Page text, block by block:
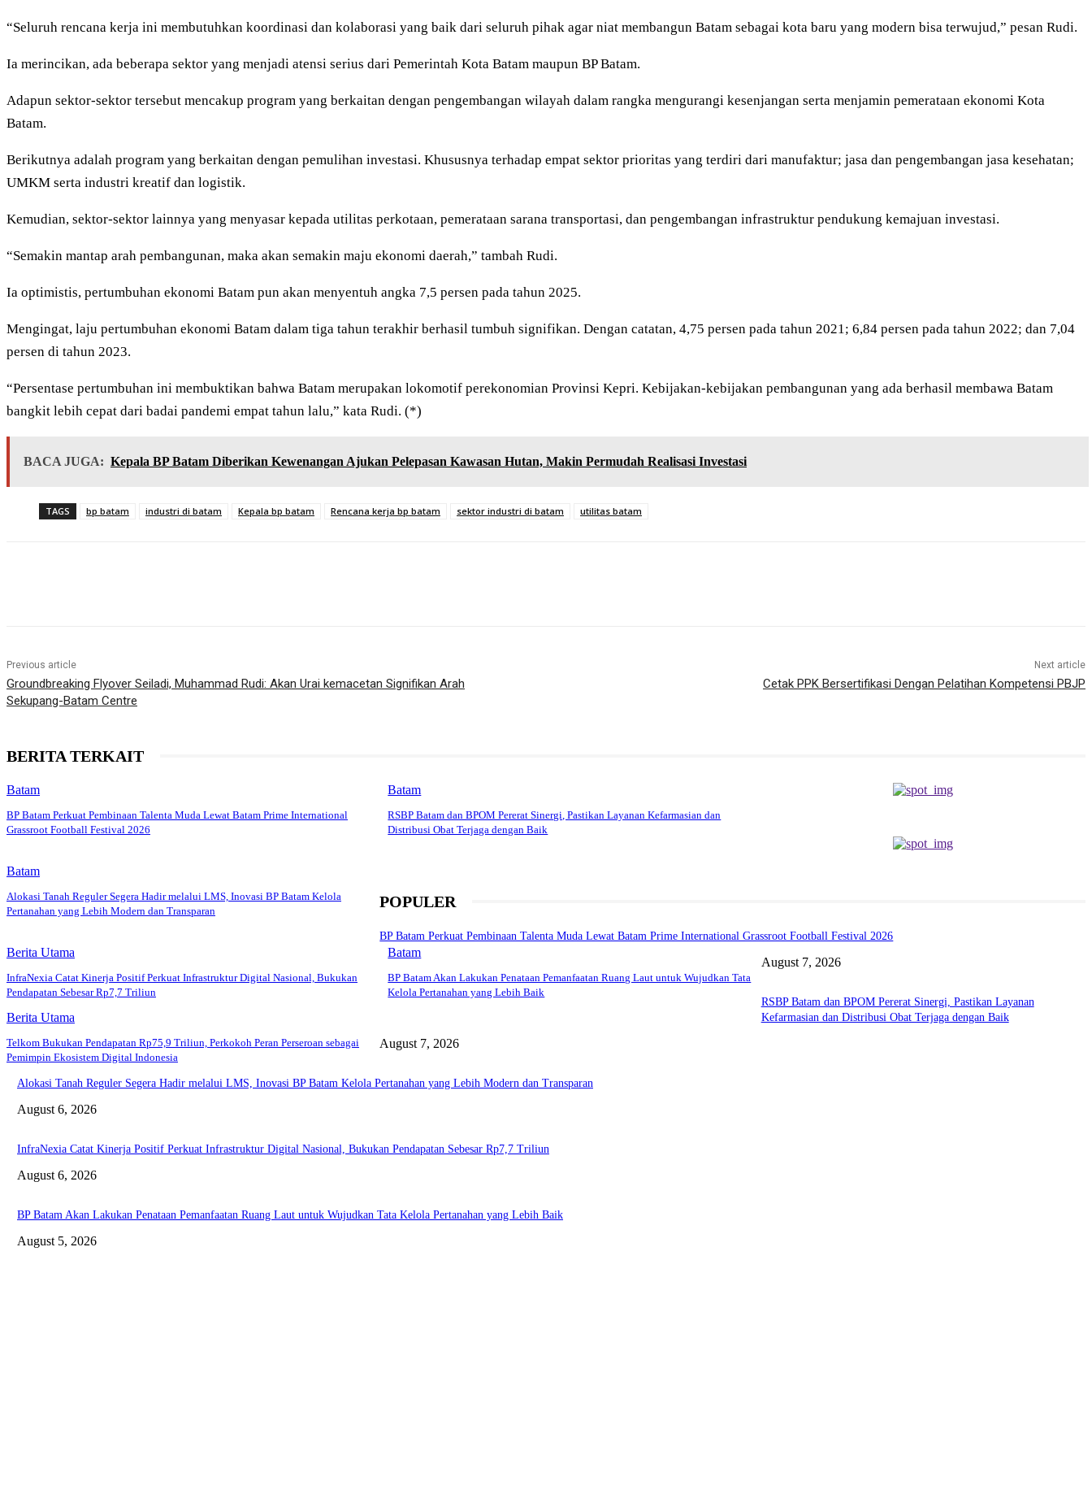
“Seluruh rencana kerja ini membutuhkan koordinasi dan kolaborasi yang baik dari seluruh pihak agar niat membangun Batam sebagai kota baru yang modern bisa terwujud,” pesan Rudi.
Ia merincikan, ada beberapa sektor yang menjadi atensi serius dari Pemerintah Kota Batam maupun BP Batam.
Adapun sektor-sektor tersebut mencakup program yang berkaitan dengan pengembangan wilayah dalam rangka mengurangi kesenjangan serta menjamin pemerataan ekonomi Kota
Batam.
Berikutnya adalah program yang berkaitan dengan pemulihan investasi. Khususnya terhadap empat sektor prioritas yang terdiri dari manufaktur; jasa dan pengembangan jasa kesehatan;
UMKM serta industri kreatif dan logistik.
Kemudian, sektor-sektor lainnya yang menyasar kepada utilitas perkotaan, pemerataan sarana transportasi, dan pengembangan infrastruktur pendukung kemajuan investasi.
“Semakin mantap arah pembangunan, maka akan semakin maju ekonomi daerah,” tambah Rudi.
Ia optimistis, pertumbuhan ekonomi Batam pun akan menyentuh angka 7,5 persen pada tahun 2025.
Mengingat, laju pertumbuhan ekonomi Batam dalam tiga tahun terakhir berhasil tumbuh signifikan. Dengan catatan, 4,75 persen pada tahun 2021; 6,84 persen pada tahun 2022; dan 7,04
persen di tahun 2023.
“Persentase pertumbuhan ini membuktikan bahwa Batam merupakan lokomotif perekonomian Provinsi Kepri. Kebijakan-kebijakan pembangunan yang ada berhasil membawa Batam
bangkit lebih cepat dari badai pandemi empat tahun lalu,” kata Rudi. (*)
BACA JUGA: Kepala BP Batam Diberikan Kewenangan Ajukan Pelepasan Kawasan Hutan, Makin Permudah Realisasi Investasi
TAGS bp batam industri di batam Kepala bp batam Rencana kerja bp batam sektor industri di batam utilitas batam
Previous article
Groundbreaking Flyover Seiladi, Muhammad Rudi: Akan Urai kemacetan Signifikan Arah
Sekupang-Batam Centre
Next article
Cetak PPK Bersertifikasi Dengan Pelatihan Kompetensi PBJP
BERITA TERKAIT
Batam
BP Batam Perkuat Pembinaan Talenta Muda Lewat Batam Prime International
Grassroot Football Festival 2026
Batam
RSBP Batam dan BPOM Pererat Sinergi, Pastikan Layanan Kefarmasian dan
Distribusi Obat Terjaga dengan Baik
Batam
Alokasi Tanah Reguler Segera Hadir melalui LMS, Inovasi BP Batam Kelola
Pertanahan yang Lebih Modern dan Transparan
Berita Utama
InfraNexia Catat Kinerja Positif Perkuat Infrastruktur Digital Nasional, Bukukan
Pendapatan Sebesar Rp7,7 Triliun
Batam
BP Batam Akan Lakukan Penataan Pemanfaatan Ruang Laut untuk Wujudkan Tata
Kelola Pertanahan yang Lebih Baik
Berita Utama
Telkom Bukukan Pendapatan Rp75,9 Triliun, Perkokoh Peran Perseroan sebagai
Pemimpin Ekosistem Digital Indonesia
POPULER
BP Batam Perkuat Pembinaan Talenta Muda Lewat Batam Prime International Grassroot Football Festival 2026
August 7, 2026
RSBP Batam dan BPOM Pererat Sinergi, Pastikan Layanan
Kefarmasian dan Distribusi Obat Terjaga dengan Baik
August 7, 2026
Alokasi Tanah Reguler Segera Hadir melalui LMS, Inovasi BP Batam Kelola Pertanahan yang Lebih Modern dan Transparan
August 6, 2026
InfraNexia Catat Kinerja Positif Perkuat Infrastruktur Digital Nasional, Bukukan Pendapatan Sebesar Rp7,7 Triliun
August 6, 2026
BP Batam Akan Lakukan Penataan Pemanfaatan Ruang Laut untuk Wujudkan Tata Kelola Pertanahan yang Lebih Baik
August 5, 2026